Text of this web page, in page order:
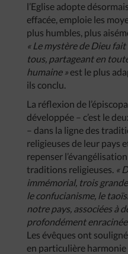
l’Eglise adopte
effacée, emploie les
plus humbles, plus
« Lemystèrede Dieu fait
tous, partageanten
humaine» est le plus
ils conclu.
La réflexion de
développée – c’est le
– dans la ligne des
religieuses de leur pays
repenser
traditions religieuses. «
immémorial, trois
leconfucianisme, le
notrepays, associéesà
profondément
Les évêques ont
en particulière harmonie